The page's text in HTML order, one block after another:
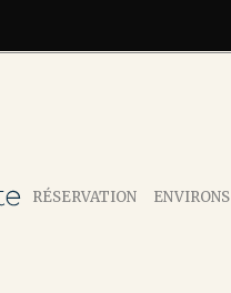
RÉSERVATION ENVIRONS